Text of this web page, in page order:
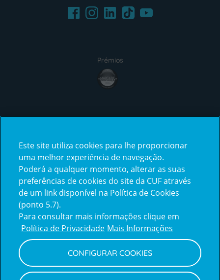
FacebookInstagramLinkedInTikTokYoutube
Prémios
award4
certification2certification3
Reclamações
e
elogios
Política de Privacidade e Cookies
Este site utiliza cookies para lhe proporcionar
uma melhor experiência de navegação.
Poderá a qualquer momento, alterar as suas
preferências de cookies do site da CUF através
de um link disponível na Política de Cookies
(ponto 5.7).
Para consultar mais informações clique em
Política de Privacidade Mais Informações
CONFIGURAR COOKIES